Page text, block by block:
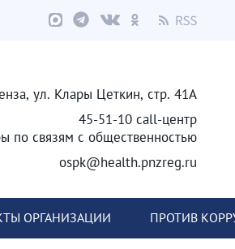
ул. Клары Цеткин, стр. 41А
45-51-10 call-центр
по связям с общественностью
ospk@health.pnzreg.ru
ОРГАНИЗАЦИИ ПРОТИВ